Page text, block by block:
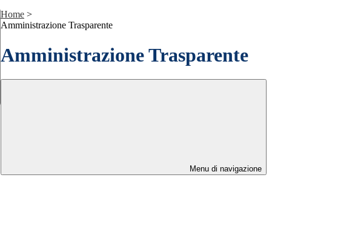
Home >
Amministrazione Trasparente
Amministrazione Trasparente
Menu di navigazione